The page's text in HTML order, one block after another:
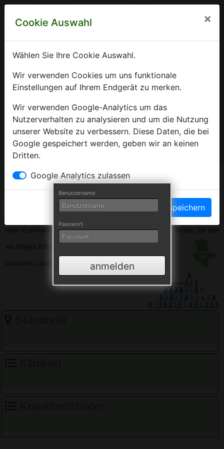
Krankenhausverzeichnis
Sachsen-Anhalt
Ein Service der Krankenhausgesellschaft Sachsen-Anhalt
e.V.
Herzlich Willkommen auf den Seiten der
Krankenhäuser Sachsen-Anhalts
Die Krankenhausgesellschaft Sachsen-Anhalt begrüßt Sie auf
dem Krankenhausverzeichnis Sachsen-Anhalt. Hier finden Sie alle
Benutzername
Passwort
anmelden
Cookie Auswahl ×
Wählen Sie Ihre Cookie Auswahl.
Wir verwenden Cookies um uns funktionale
Einstellungen auf Ihrem Endgerät zu merken.
Wir verwenden Google-Analytics um das
Nutzerverhalten zu analysieren und um die Nutzung
unserer Website zu verbessern. Diese Daten, die bei
Google gespeichert werden, geben wir an keinen
Dritten.
Google Analytics zulassen
Einstellungen speichern